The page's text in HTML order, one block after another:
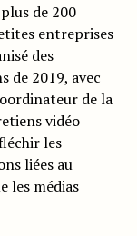
de 200
entreprises
des
de 2019, avec
de la
vidéo
les
liées au
les médias